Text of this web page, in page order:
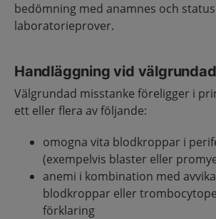
bedömning med anamnes och
laboratorieprover.
Handläggning vid
Välgrundad misstanke föreligger i
ett eller flera av följande:
omogna vita blodkroppar i
(exempelvis blaster eller
anemi i kombination med
blodkroppar eller
förklaring